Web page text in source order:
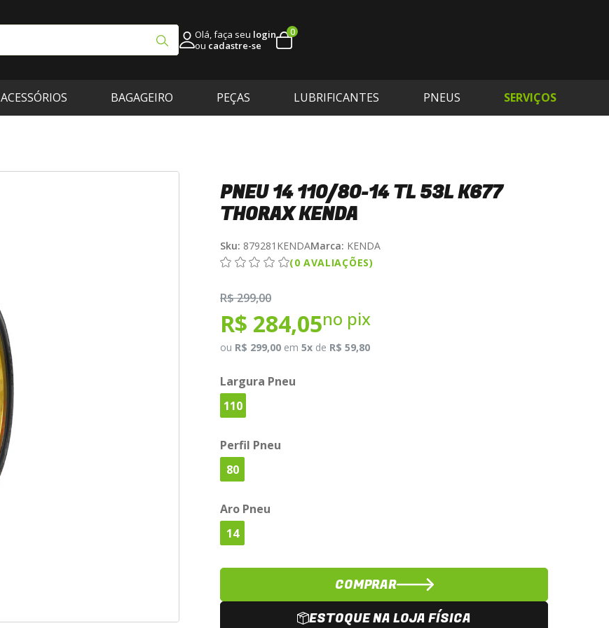
Olá, faça seu login
ou cadastre-se
0
ACESSÓRIOS BAGAGEIRO PEÇAS LUBRIFICANTES PNEUS SERVIÇOS
PNEU 14 110/80-14 TL 53L K677
THORAX KENDA
Sku: 879281KENDAMarca: KENDA
(0 AVALIAÇÕES)
R$ 299,00
R$ 284,05no pix
ou R$ 299,00 em5x de R$ 59,80
Largura Pneu
110
Perfil Pneu
80
Aro Pneu
14
COMPRAR
ESTOQUE NA LOJA FÍSICA